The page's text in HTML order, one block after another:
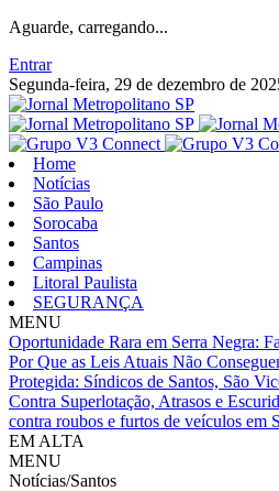
Aguarde, carregando...
Entrar
Segunda-feira, 29 de dezembro de
Home
Notícias
São Paulo
Sorocaba
Santos
Campinas
Litoral Paulista
SEGURANÇA
MENU
Oportunidade Rara em Serra Negra:
Por Que as Leis Atuais Não
Protegida: Síndicos de Santos, São
Contra Superlotação, Atrasos e
contra roubos e furtos de veículos em
EM ALTA
MENU
Notícias/Santos